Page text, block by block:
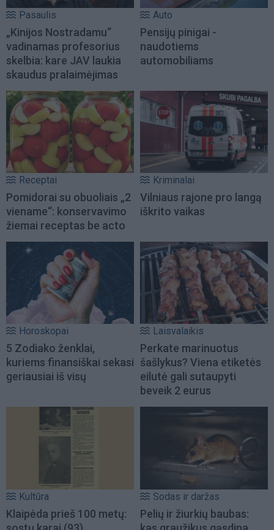
Pasaulis
„Kinijos Nostradamu“
vadinamas profesorius
skelbia: kare JAV laukia
skaudus pralaimėjimas
Auto
Pensijų pinigai -
naudotiems
automobiliams
Receptai
Pomidorai su obuoliais „2
viename“: konservavimo
žiemai receptas be acto
Kriminalai
Vilniaus rajone pro langą
iškrito vaikas
Horoskopai
5 Zodiako ženklai,
kuriems finansiškai sekasi
geriausiai iš visų
Laisvalaikis
Perkate marinuotus
šašlykus? Viena etiketės
eilutė gali sutaupyti
beveik 2 eurus
Kultūra
Klaipėda prieš 100 metų:
Sodas ir daržas
Pelių ir žiurkių baubas: